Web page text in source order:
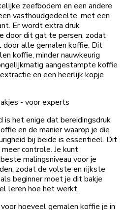
zeefbodem en een andere
vasthoudgedeelte, met een
Er wordt extra druk
door dit gat te persen, zodat
alle gemalen koffie. Dit
koffie, minder nauwkeurig
aangestampte koffie
en een heerlijk kopje
- voor experts
is het enige dat bereidingsdruk
en de manier waarop je die
bij beide is essentieel. Dit
controle. Je kunt
malingsniveau voor je
zodat de volste en rijkste
beginner moet je dit bakje
leren hoe het werkt.
hoeveel gemalen koffie je in